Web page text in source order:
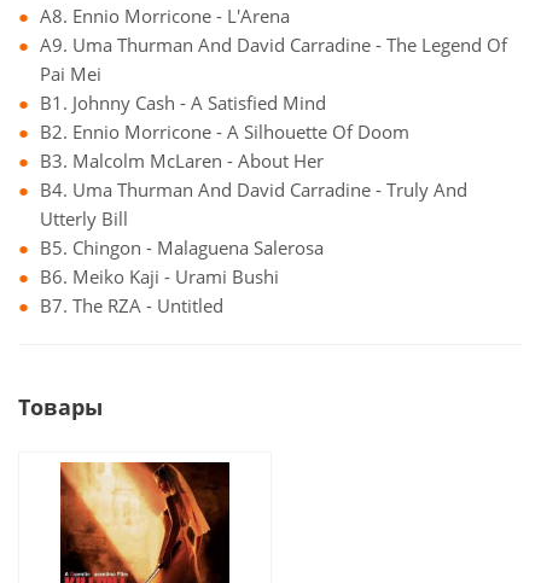
A8. Ennio Morricone - L'Arena
A9. Uma Thurman And David Carradine - The Legend Of
Pai Mei
B1. Johnny Cash - A Satisfied Mind
B2. Ennio Morricone - A Silhouette Of Doom
B3. Malcolm McLaren - About Her
B4. Uma Thurman And David Carradine - Truly And
Utterly Bill
B5. Chingon - Malaguena Salerosa
B6. Meiko Kaji - Urami Bushi
B7. The RZA - Untitled
Товары